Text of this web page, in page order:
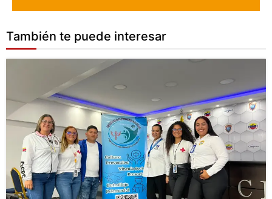
También te puede interesar